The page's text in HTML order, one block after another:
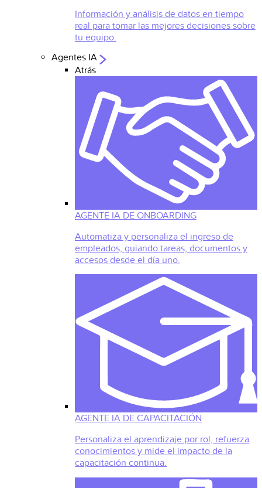
Información y análisis de datos en tiempo
real para tomar las mejores decisiones sobre
tu equipo.
Agentes IA
Atrás
AGENTE IA DE ONBOARDING
Automatiza y personaliza el ingreso de
empleados, guiando tareas, documentos y
accesos desde el día uno.
AGENTE IA DE CAPACITACIÓN
Personaliza el aprendizaje por rol, refuerza
conocimientos y mide el impacto de la
capacitación continua.